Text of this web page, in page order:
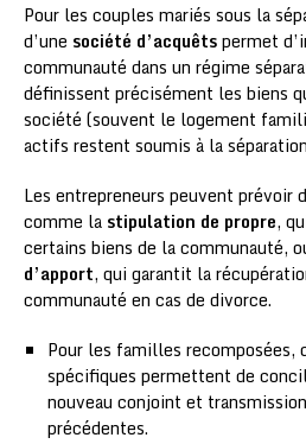
Pour les couples mariés sous la
d’une société d’acquêtspermet
communauté dans un régime
définissent précisément les biens
société (souvent le logement
actifs restent soumis à la
Les entrepreneurs peuvent prévoir
comme la stipulation de propre,
certains biens de la communauté,
d’apport, qui garantit la
communauté en cas de divorce.
Pour les familles recomposées,
spécifiques permettent de
nouveau conjoint et
précédentes.